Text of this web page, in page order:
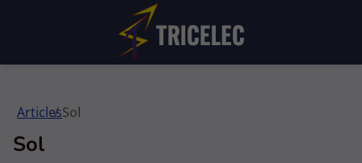
ArticlesSol
Sol